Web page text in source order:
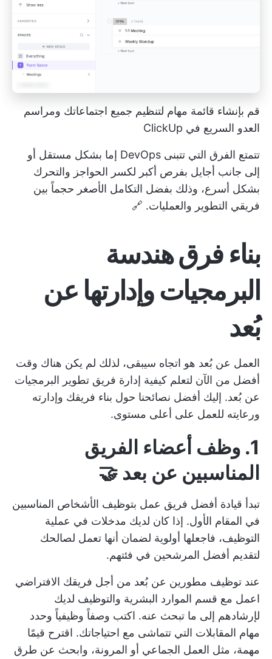
قم بإنشاء قائمة مهام لتنظيم جميع اجتماعاتك ومراسم
العدو السريع في ClickUp
تتمتع الفرق التي تتبنى DevOps إما بشكل مستقل أو
إلى جانب أجايل بفرص أكبر لكسر الحواجز والتحرك
بشكل أسرع، وذلك بفضل التكامل الأصغر حجماً بين
فريقي التطوير والعمليات. 🔗
بناء فرق هندسة
البرمجيات وإدارتها عن
بُعد
العمل عن بُعد هو اتجاه سيبقى، لذلك لم يكن هناك وقت
أفضل من الآن لتعلم كيفية إدارة فريق تطوير البرمجيات
عن بُعد. إليك أفضل نصائحنا حول بناء فريقك وإدارته
ورعايته للعمل على أعلى مستوى.
1. وظف أعضاء الفريق
المناسبين عن بعد 🤝
تبدأ قيادة أفضل فريق عمل بتوظيف الأشخاص المناسبين
في المقام الأول. إذا كان لديك مدخلات في عملية
التوظيف، فاجعلها أولوية لضمان أنها تعمل لصالحك
لتقديم أفضل المرشحين في فئتهم.
عند توظيف مطورين عن بُعد من أجل فريقك الافتراضي
اعمل مع قسم الموارد البشرية والتوظيف لديك
لإرشادهم إلى ما تبحث عنه. اكتب وصفاً وظيفياً وحدد
مهام المقابلات التي تتماشى مع احتياجاتك. اقترح قيمًا
مهمة، مثل العمل الجماعي أو المرونة، وابحث عن طرق